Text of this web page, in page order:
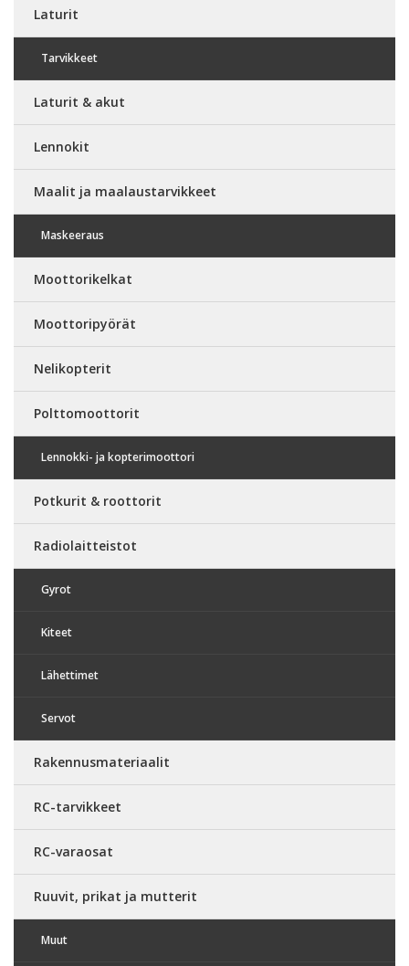
Laturit
Tarvikkeet
Laturit & akut
Lennokit
Maalit ja maalaustarvikkeet
Maskeeraus
Moottorikelkat
Moottoripyörät
Nelikopterit
Polttomoottorit
Lennokki- ja kopterimoottori
Potkurit & roottorit
Radiolaitteistot
Gyrot
Kiteet
Lähettimet
Servot
Rakennusmateriaalit
RC-tarvikkeet
RC-varaosat
Ruuvit, prikat ja mutterit
Muut